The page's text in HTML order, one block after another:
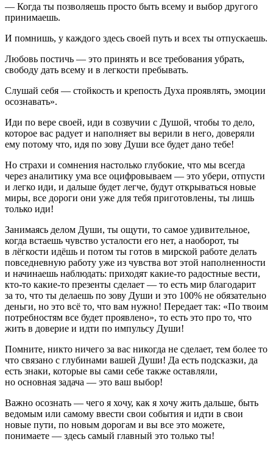
— Когда ты позволяешь просто быть всему и выбор другого
принимаешь.
И помнишь, у каждого здесь своей путь и всех ты отпускаешь.
Любовь постичь — это принять и все требования убрать,
свободу дать всему и в легкости пребывать.
Слушай себя — стойкость и крепость Духа проявлять, эмоции
осознавать».
Иди по вере своей, иди в созвучии с Душой, чтобы то дело,
которое вас радует и наполняет вы верили в него, доверяли
ему потому что, идя по зову Души все будет дано тебе!
Но страхи и сомнения настолько глубокие, что мы всегда
через аналитику ума все оцифровываем — это убери, отпусти
и легко иди, и дальше будет легче, будут открываться новые
миры, все дороги они уже для тебя приготовлены, ты лишь
только иди!
Занимаясь делом Души, ты ощути, то самое удивительное,
когда встаешь чувство усталости его нет, а наоборот, ты
в лёгкости идёшь и потом ты готов в мирской работе делать
повседневную работу уже из чувства вот этой наполненности
и начинаешь наблюдать: приходят какие-то радостные вести,
кто-то какие-то презенты сделает — то есть мир благодарит
за то, что ты делаешь по зову Души и это 100% не обязательно
деньги, но это всё то, что вам нужно! Передает так: «По твоим
потребностям все будет проявлено», то есть это про то, что
жить в доверие и идти по импульсу Души!
Помните, никто ничего за вас никогда не сделает, тем более то
что связано с глубинами вашей Души! Да есть подсказки, да
есть знаки, которые вы сами себе также оставляли,
но основная задача — это ваш выбор!
Важно осознать — чего я хочу, как я хочу жить дальше, быть
ведомым или самому ввести свои события и идти в свои
новые пути, по новым дорогам и вы все это можете,
понимаете — здесь самый главный это только ты!